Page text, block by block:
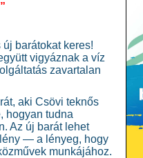
barátokat keres!
vigyáznak a víz
zavartalan
aki Csövi teknős
hogyan tudna
Az új barát lehet
— a lényeg, hogy
munkájához.